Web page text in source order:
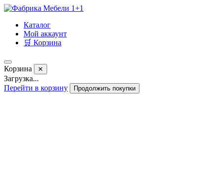
Каталог
Мой аккаунт
🛒 Корзина
Корзина ✕
Загрузка...
Перейти в корзину
Продолжить покупки